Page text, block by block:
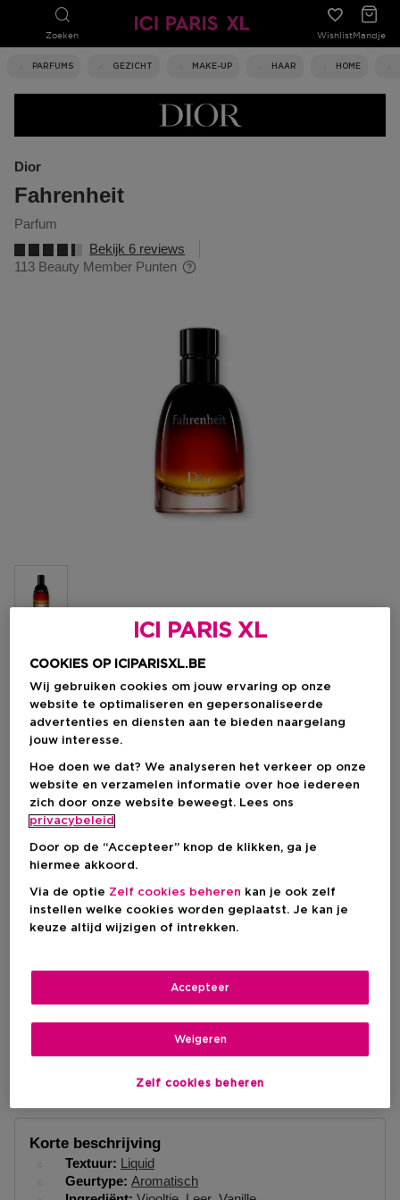
Zoeken WishlistMandje
PARFUMS GEZICHT MAKE-UP HAAR HOME
Dior
Fahrenheit
parfum
Bekijk 6 reviews
113 Beauty Member Punten
Kies je formaat
75 ML Op voorraad
75 ML
Kortingsprijs
€ 113,00
€ 146,35
Kortingsprijs
€ 113,00
Aanbevolen verkoopprijs fabrikant € 146,35
IN WINKELMANDJE
Levering aan huis
Ophalen in een winkel
Ophalen in een winkel nabij jou.
Korte beschrijving
Textuur Liquid
Geurtype Aromatisch
ICI PARIS XL
COOKIES OP ICIPARISXL.BE
Wij gebruiken cookies om jouw ervaring op onze
website te optimaliseren en gepersonaliseerde
advertenties en diensten aan te bieden naargelang
jouw interesse.
Hoe doen we dat? We analyseren het verkeer op onze
website en verzamelen informatie over hoe iedereen
zich door onze website beweegt. Lees ons
privacybeleid
Door op de “Accepteer” knop de klikken, ga je
hiermee akkoord.
Via de optie Zelf cookies beheren kan je ook zelf
instellen welke cookies worden geplaatst. Je kan je
keuze altijd wijzigen of intrekken.
Zelf cookies beheren
Weigeren
Accepteer